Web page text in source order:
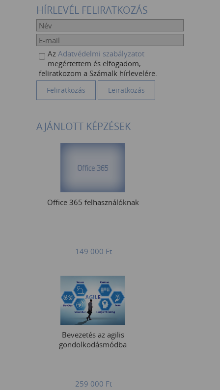
HÍRLEVÉL FELIRATKOZÁS
Az Adatvédelmi szabályzatot
megértettem és elfogadom,
feliratkozom a Számalk hírlevelére.
AJÁNLOTT KÉPZÉSEK
Office 365 felhasználóknak
149 000 Ft
Bevezetés az agilis
gondolkodásmódba
259 000 Ft